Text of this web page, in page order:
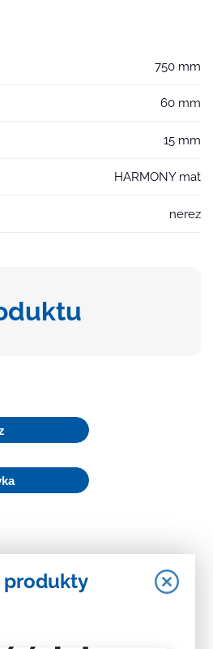
750 mm
60 mm
15 mm
HARMONY mat
nerez